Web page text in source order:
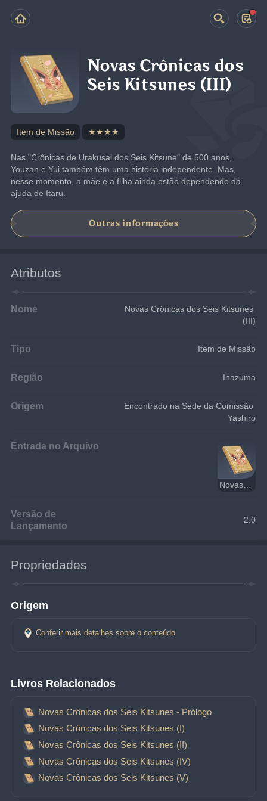
Novas Crônicas dos
Seis Kitsunes (III)
Item de Missão ★★★★
Nas "Crônicas de Urakusai dos Seis Kitsune" de 500 anos,
Youzan e Yui também têm uma história independente. Mas,
nesse momento, a mãe e a filha ainda estão dependendo da
ajuda de Itaru.
Outras informações
Atributos
Nome
Novas Crônicas dos Seis Kitsunes
(III)
Tipo Item de Missão
Região Inazuma
Origem
Encontrado na Sede da Comissão
Yashiro
Entrada no Arquivo
Novas Crônicas dos Seis Kitsunes
Versão de
Lançamento
2.0
Propriedades
Origem
Conferir mais detalhes sobre o conteúdo
Livros Relacionados
Novas Crônicas dos Seis Kitsunes - Prólogo
Novas Crônicas dos Seis Kitsunes (I)
Novas Crônicas dos Seis Kitsunes (II)
Novas Crônicas dos Seis Kitsunes (IV)
Novas Crônicas dos Seis Kitsunes (V)